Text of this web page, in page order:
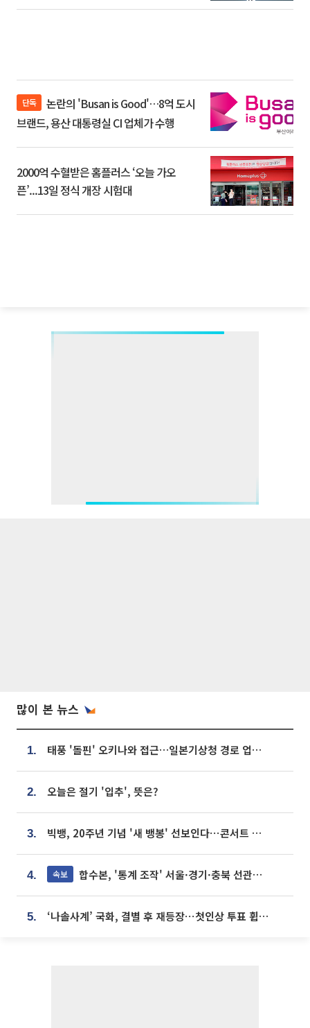
단독
브랜드, 용산 대통령실 CI 업체가 수행
2000억 수혈받은 홈플러스 ‘오늘 가오
픈’...13일 정식 개장 시험대
많이 본 뉴스
1. 태풍 '돌핀' 오키나와 접근…일본기상청 경로 업데이트
2. 오늘은 절기 '입추', 뜻은?
3. 빅뱅, 20주년 기념 '새 뱅봉' 선보인다⋯콘서트 앞두고 팝업 개최
4. 속보 합수본, '통계 조작' 서울·경기·충북 선관위 등 추가 압수수색
5. ‘나솔사계’ 국화, 결별 후 재등장⋯첫인상 투표 휩쓸고 ‘인기녀’ 등극